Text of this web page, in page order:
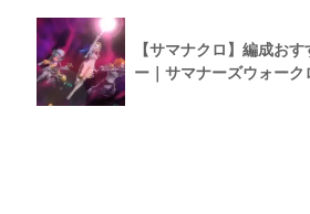
【サマナクロ】編成お
ー｜サマナーズウォーク